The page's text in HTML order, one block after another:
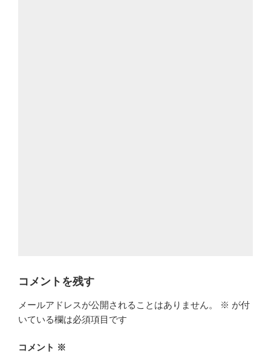
コメントを残す
メールアドレスが公開されることはありません。 ※ が付
いている欄は必須項目です
コメント ※